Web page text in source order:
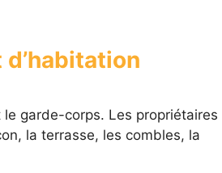
le garde-corps. Les propriétaires
la terrasse, les combles, la